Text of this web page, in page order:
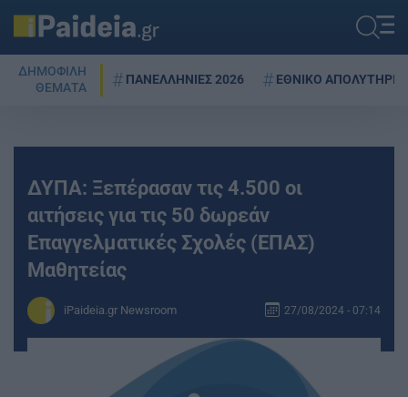
ΔΗΜΟΦΙΛΗ
ΘΕΜΑΤΑ
ΠΑΝΕΛΛΗΝΙΕΣ 2026 ΕΘΝΙΚΟ ΑΠΟΛΥΤΗΡΙΟ
ΔΥΠΑ: Ξεπέρασαν τις 4.500 οι
αιτήσεις για τις 50 δωρεάν
Επαγγελματικές Σχολές (ΕΠΑΣ)
Μαθητείας
iPaideia.gr Newsroom 27/08/2024 - 07:14